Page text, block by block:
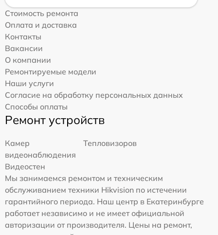
Стоимость ремонта
Оплата и доставка
Контакты
Вакансии
О компании
Ремонтируемые модели
Наши услуги
Согласие на обработку персональных данных
Способы оплаты
Ремонт устройств
Камер
видеонаблюдения
Тепловизоров
Видеостен
Мы занимаемся ремонтом и техническим
обслуживанием техники Hikvision по истечении
гарантийного периода. Наш центр в Екатеринбурге
работает независимо и не имеет официальной
авторизации от производителя. Цены на ремонт,